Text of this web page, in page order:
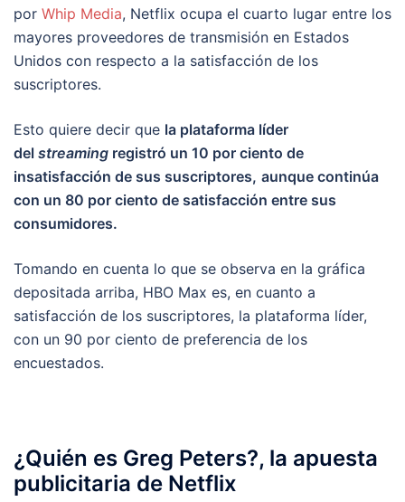
por Whip Media, Netflix ocupa el cuarto lugar entre los
mayores proveedores de transmisión en Estados
Unidos con respecto a la satisfacción de los
suscriptores.
Esto quiere decir que la plataforma líder
del streaming registró un 10 por ciento de
insatisfacción de sus suscriptores, aunque continúa
con un 80 por ciento de satisfacción entre sus
consumidores.
Tomando en cuenta lo que se observa en la gráfica
depositada arriba, HBO Max es, en cuanto a
satisfacción de los suscriptores, la plataforma líder,
con un 90 por ciento de preferencia de los
encuestados.
¿Quién es Greg Peters?, la apuesta
publicitaria de Netflix